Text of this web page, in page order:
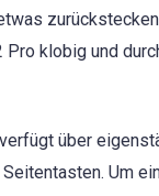
Pro klobig und
über
Um